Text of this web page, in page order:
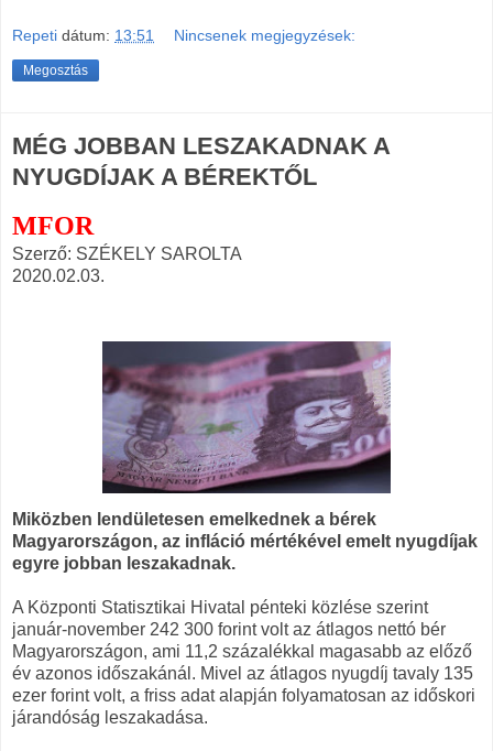
Repeti dátum: 13:51 Nincsenek megjegyzések:
Megosztás
MÉG JOBBAN LESZAKADNAK A
NYUGDÍJAK A BÉREKTŐL
MFOR
Szerző: SZÉKELY SAROLTA
2020.02.03.
Miközben lendületesen emelkednek a bérek
Magyarországon, az infláció mértékével emelt nyugdíjak
egyre jobban leszakadnak.
A Központi Statisztikai Hivatal pénteki közlése szerint
január-november 242 300 forint volt az átlagos nettó bér
Magyarországon, ami 11,2 százalékkal magasabb az előző
év azonos időszakánál. Mivel az átlagos nyugdíj tavaly 135
ezer forint volt, a friss adat alapján folyamatosan az időskori
járandóság leszakadása.